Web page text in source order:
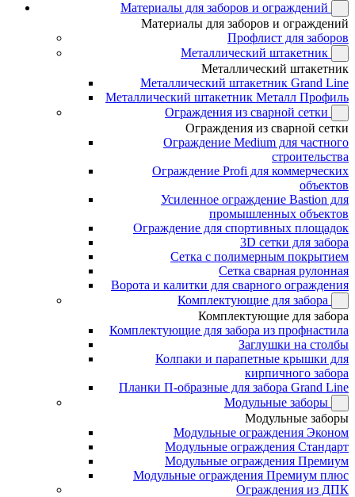
Материалы для заборов и ограждений
Материалы для заборов и ограждений
Профлист для заборов
Металлический штакетник
Металлический штакетник
Металлический штакетник Grand Line
Металлический штакетник Металл Профиль
Ограждения из сварной сетки
Ограждения из сварной сетки
Ограждение Medium для частного
строительства
Ограждение Profi для коммерческих
объектов
Усиленное ограждение Bastion для
промышленных объектов
Ограждение для спортивных площадок
3D сетки для забора
Сетка с полимерным покрытием
Сетка сварная рулонная
Ворота и калитки для сварного ограждения
Комплектующие для забора
Комплектующие для забора
Комплектующие для забора из профнастила
Заглушки на столбы
Колпаки и парапетные крышки для
кирпичного забора
Планки П-образные для забора Grand Line
Модульные заборы
Модульные заборы
Модульные ограждения Эконом
Модульные ограждения Стандарт
Модульные ограждения Премиум
Модульные ограждения Премиум плюс
Ограждения из ДПК